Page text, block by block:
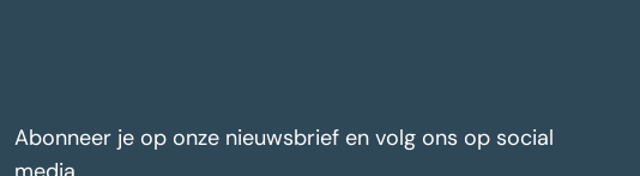
Abonneer je op onze nieuwsbrief en volg ons op social